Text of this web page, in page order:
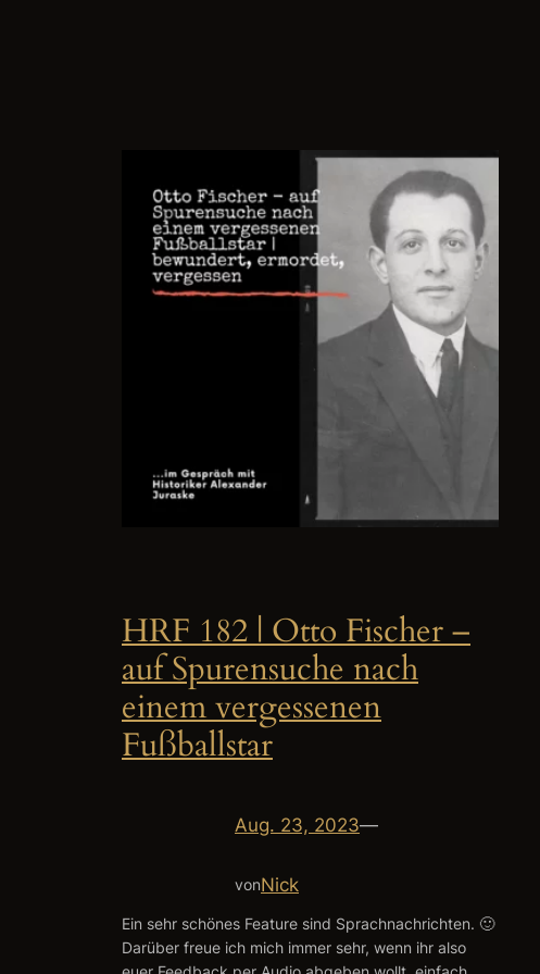
HRF 182 | Otto Fischer –
auf Spurensuche nach
einem vergessenen
Fußballstar
Aug. 23, 2023—
vonNick
Ein sehr schönes Feature sind Sprachnachrichten. 🙂
Darüber freue ich mich immer sehr, wenn ihr also